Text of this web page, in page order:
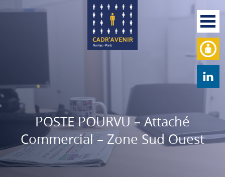
POSTE POURVU – Attaché
Commercial – Zone Sud Ouest